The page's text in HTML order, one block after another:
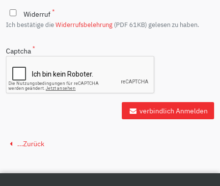
Widerruf *
Ich bestätige dieWiderrufsbelehrung (PDF 61KB) gelesen zu haben.
Captcha *
verbindlich Anmelden
...Zurück